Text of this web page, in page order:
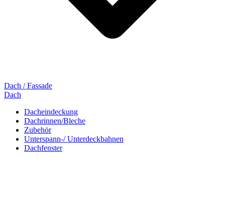
Dach / Fassade
Dach
Dacheindeckung
Dachrinnen/Bleche
Zubehör
Unterspann-/ Unterdeckbahnen
Dachfenster